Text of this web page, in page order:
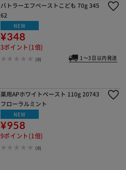
バトラーエフペーストこども 70g 345
62
NEW
¥348
3ポイント(1倍)
(0) 1～3日以内発送
薬用APホワイトペースト 110g 20743
フローラルミント
NEW
¥958
9ポイント(1倍)
(0)